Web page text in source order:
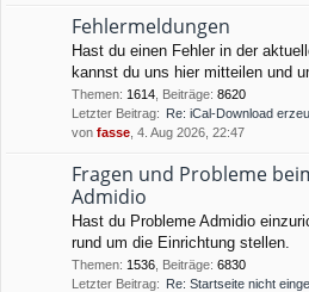
Fehlermeldungen
Hast du einen Fehler in der
kannst du uns hier mitteilen und
Themen: 1614 Beiträge: 8620
Letzter Beitrag: Re: iCal-Download
von fasse , 4. Aug 2026, 22:47
Fragen und Probleme
Admidio
Hast du Probleme Admidio
rund um die Einrichtung stellen.
Themen: 1536 Beiträge: 6830
Letzter Beitrag: Re: Startseite nicht